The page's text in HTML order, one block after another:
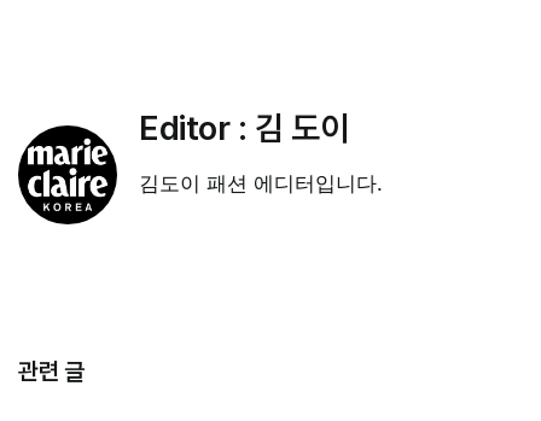
Editor : 김 도이
김도이 패션 에디터입니다.
관련 글